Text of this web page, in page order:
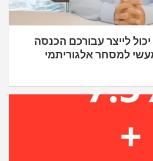
לייצר עבורכם הכנסה
למסחר אלגוריתמי